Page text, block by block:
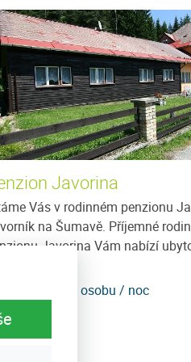
Javorina
Vás v rodinném penzionu
na Šumavě. Příjemné
Javorina Vám nabízí
250 Kč za osobu / noc